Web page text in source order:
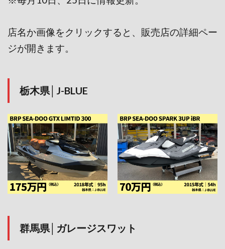
店名か画像をクリックすると、販売店の詳細ペー
ジが開きます。
栃木県│J-BLUE
群馬県│ガレージスワット